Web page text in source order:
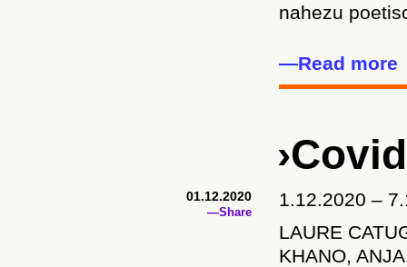
nahezu
—Read more
01.12.2020
—Share
1.12.2020 –
LAURE
KHANO,